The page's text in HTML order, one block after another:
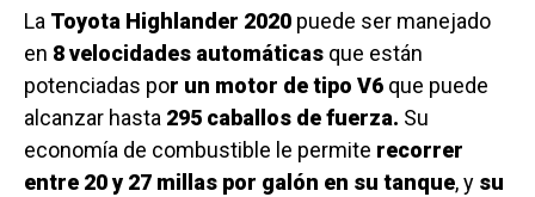
La Toyota Highlander 2020 puede ser manejado
en 8 velocidades automáticas que están
potenciadas por un motor de tipo V6 que puede
alcanzar hasta 295 caballos de fuerza. Su
economía de combustible le permite recorrer
entre 20 y 27 millas por galón en su tanque, y su